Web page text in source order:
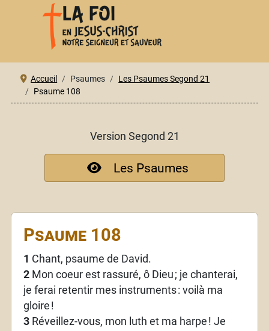
Accueil Psaumes
Les Psaumes Segond 21
Psaume 108
Version Segond 21
Les Psaumes
Psaume 108
1 Chant, psaume de David.
2Mon coeur est rassuré, ô Dieu ; je chanterai,
je ferai retentir mes instruments: voilà ma
gloire !
3Réveillez-vous, mon luth et ma harpe ! Je